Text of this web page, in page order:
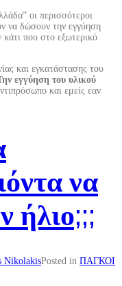
οι περισσότεροι
να δώσουν την εγγύηση
που στο εξωτερικό
και εγκατάστασης του
εγγύηση του υλικού
και εμείς εαν
να
ήλιο;;;
NikolakisPosted in ΠΑΓΚΟΙ